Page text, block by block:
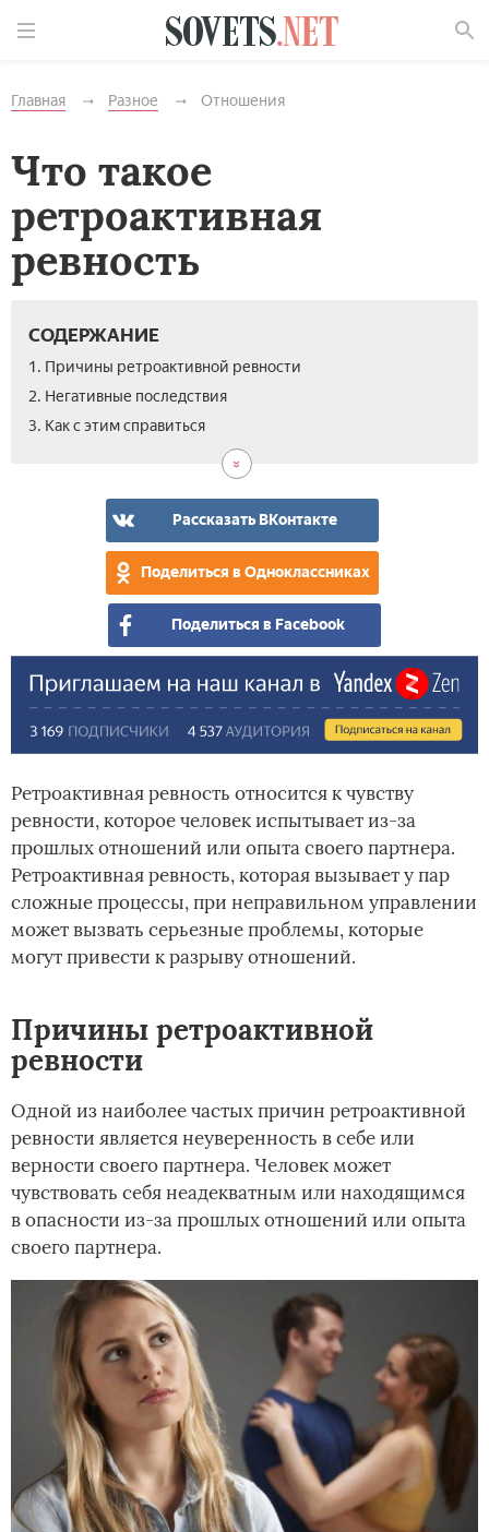
Главная Разное Отношения
Что такое
ретроактивная
ревность
СОДЕРЖАНИЕ
1. Причины ретроактивной ревности
2. Негативные последствия
3. Как с этим справиться
Рассказать ВКонтакте
Поделиться в Одноклассниках
Поделиться в Facebook
Ретроактивная ревность относится к чувству
ревности, которое человек испытывает из-за
прошлых отношений или опыта своего партнера.
Ретроактивная ревность, которая вызывает у пар
сложные процессы, при неправильном управлении
может вызвать серьезные проблемы, которые
могут привести к разрыву отношений.
Причины ретроактивной
ревности
Одной из наиболее частых причин ретроактивной
ревности является неуверенность в себе или
верности своего партнера. Человек может
чувствовать себя неадекватным или находящимся
в опасности из-за прошлых отношений или опыта
своего партнера.